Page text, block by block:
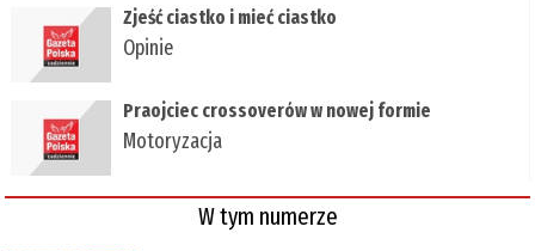
Zjeść ciastko i mieć ciastko
Opinie
Praojciec crossoverów w nowej formie
Motoryzacja
W tym numerze